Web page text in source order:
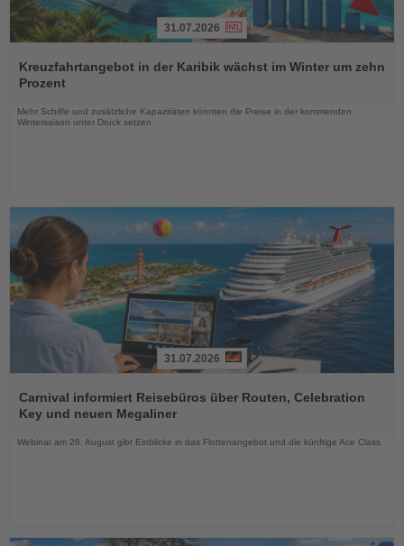
Sie
die
31.07.2026
Kreuzfahrtangebot in der Karibik wächst im Winter um zehn
Prozent
Mehr Schiffe und zusätzliche Kapazitäten könnten die Preise in der kommenden
Wintersaison unter Druck setzen
Sie
die
Nachrichten
31.07.2026
Carnival informiert Reisebüros über Routen, Celebration
Key und neuen Megaliner
Webinar am 26. August gibt Einblicke in das Flottenangebot und die künftige Ace Class